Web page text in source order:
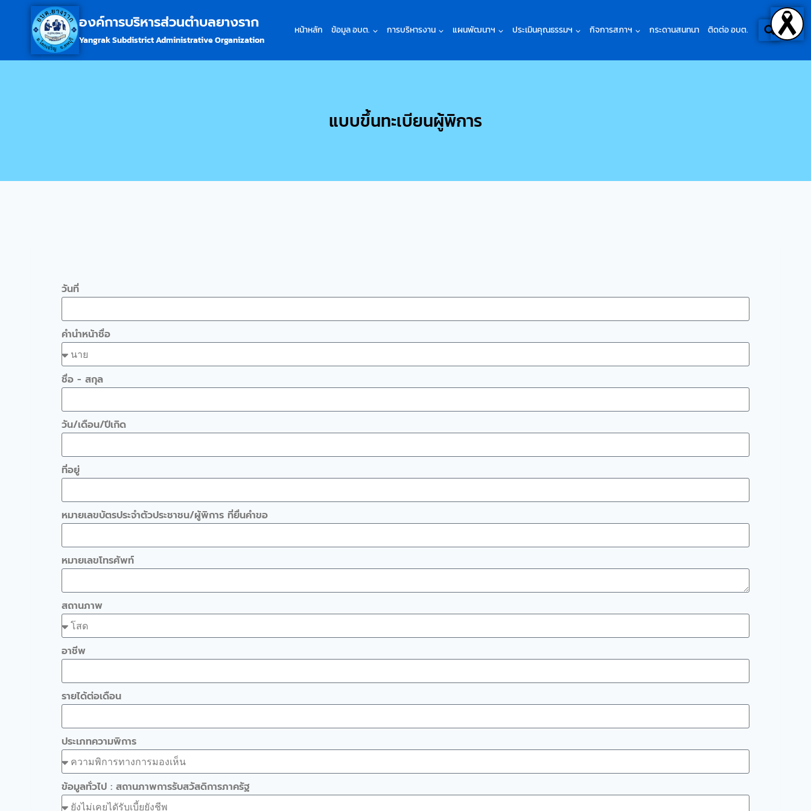
องค์การบริหารส่วนตำบลยางราก
Yangrak Subdistrict Administrative Organization
หน้าหลัก ข้อมูล อบต. การบริหารงาน แผนพัฒนาฯ ประเมินคุณธรรมฯ กิจการสภาฯ กระดานสนทนา ติดต่อ อบต.
แบบขึ้นทะเบียนผู้พิการ
วันที่
คำนำหน้าชื่อ
ชื่อ - สกุล
วัน/เดือน/ปีเกิด
ที่อยู่
หมายเลขบัตรประจำตัวประชาชน/ผู้พิการ ที่ยื่นคำขอ
หมายเลขโทรศัพท์
สถานภาพ
อาชีพ
รายได้ต่อเดือน
ประเภทความพิการ
ข้อมูลทั่วไป : สถานภาพการรับสวัสดิการภาครัฐ